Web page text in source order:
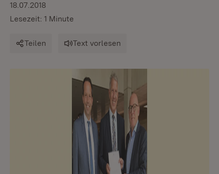
18.07.2018
Lesezeit: 1 Minute
Teilen Text vorlesen